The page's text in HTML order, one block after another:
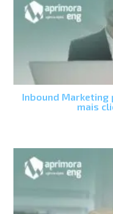
Inbound Marketing
mais